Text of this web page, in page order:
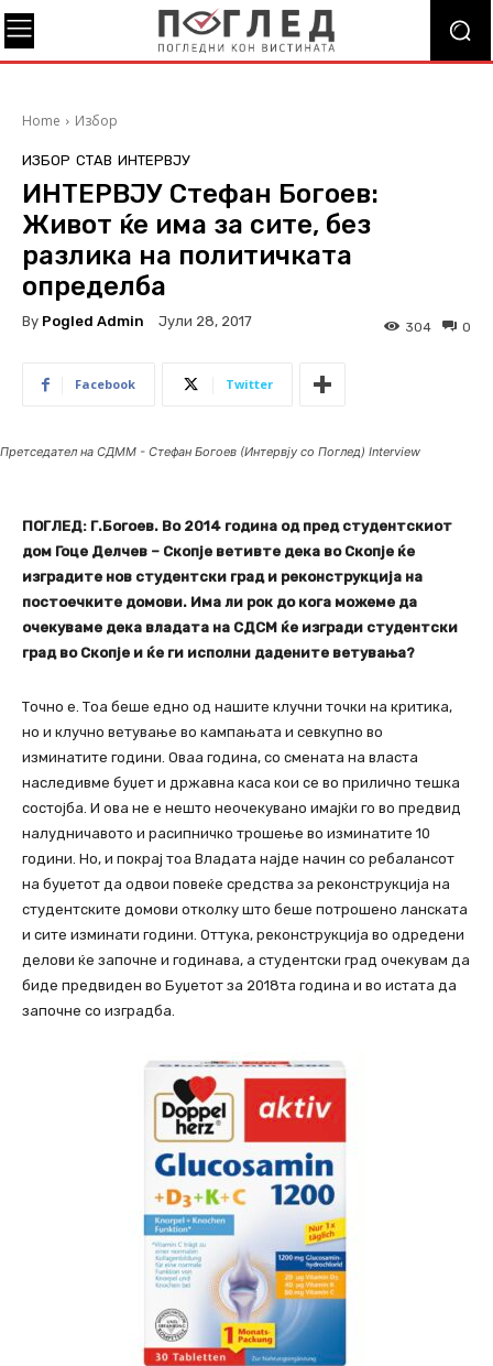
Home Избор
ИЗБОР СТАВ ИНТЕРВЈУ
ИНТЕРВЈУ Стефан Богоев:
Живот ќе има за сите, без
разлика на политичката
определба
By Pogled Admin Јули 28, 2017 0
304
Facebook Twitter
Претседател на СДММ - Стефан Богоев (Интервју со Поглед) Interview
ПОГЛЕД: Г.Богоев. Во 2014 година од пред студентскиот
дом Гоце Делчев – Скопје ветивте дека во Скопје ќе
изградите нов студентски град и реконструкција на
постоечките домови. Има ли рок до кога можеме да
очекуваме дека владата на СДСМ ќе изгради студентски
град во Скопје и ќе ги исполни дадените ветувања?
Точно е. Тоа беше едно од нашите клучни точки на критика,
но и клучно ветување во кампањата и севкупно во
изминатите години. Оваа година, со смената на власта
наследивме буџет и државна каса кои се во прилично тешка
состојба. И ова не е нешто неочекувано имајќи го во предвид
налудничавото и расипничко трошење во изминатите 10
години. Но, и покрај тоа Владата најде начин со ребалансот
на буџетот да одвои повеќе средства за реконструкција на
студентските домови отколку што беше потрошено ланската
и сите изминати години. Оттука, реконструкција во одредени
делови ќе започне и годинава, а студентски град очекувам да
биде предвиден во Буџетот за 2018та година и во истата да
започне со изградба.